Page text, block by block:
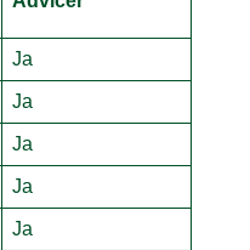
Ja
Ja
Ja
Ja
Ja